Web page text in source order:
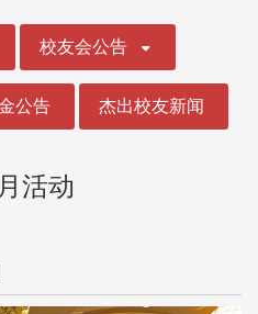
校友会公告
公告 杰出校友新闻
活动